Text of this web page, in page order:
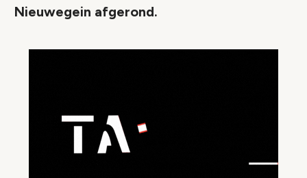
Nieuwegein afgerond.